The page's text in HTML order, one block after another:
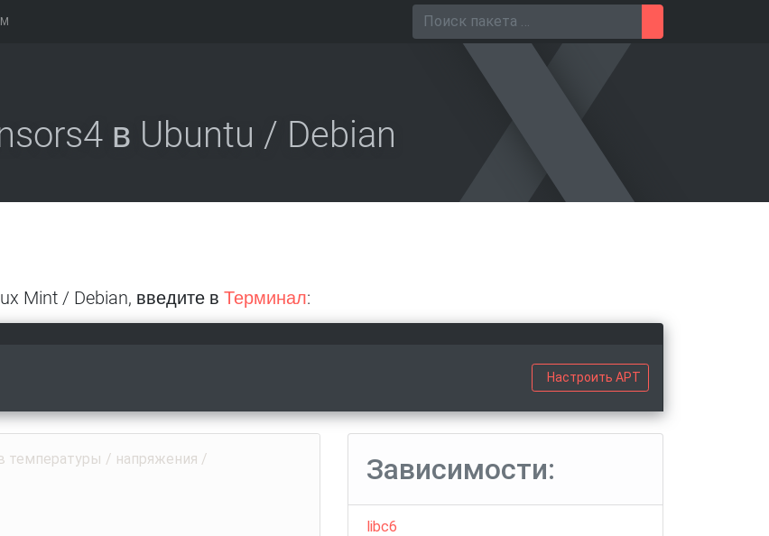
в Ubuntu / Debian
Mint / Debian, введите в Терминал:
Настроить APT
Зависимости:
libc6